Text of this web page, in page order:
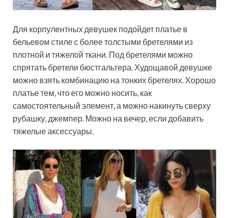
Для корпулентных девушек подойдет платье в
бельевом стиле с более толстыми бретелями из
плотной и тяжелой ткани. Под бретелями можно
спрятать бретели бюстгальтера. Худощавой девушке
можно взять комбинацию на тонких бретелях. Хорошо
платье тем, что его можно носить, как
самостоятельный элемент, а можно накинуть сверху
рубашку, джемпер. Можно на вечер, если добавить
тяжелые аксессуары.